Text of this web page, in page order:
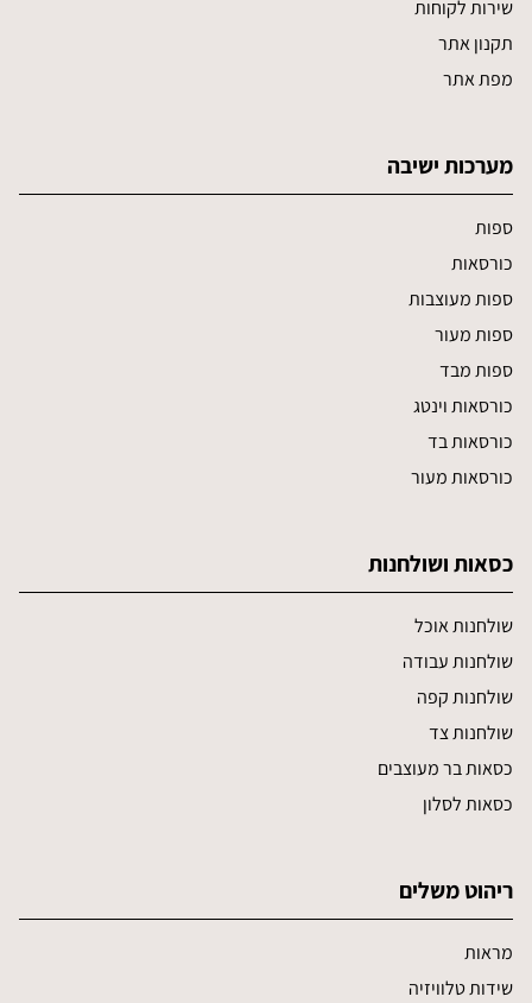
שירות לקוחות
תקנון אתר
מפת אתר
מערכות ישיבה
ספות
כורסאות
ספות מעוצבות
ספות מעור
ספות מבד
כורסאות וינטג
כורסאות בד
כורסאות מעור
כסאות ושולחנות
שולחנות אוכל
שולחנות עבודה
שולחנות קפה
שולחנות צד
כסאות בר מעוצבים
כסאות לסלון
ריהוט משלים
מראות
שידות טלוויזיה